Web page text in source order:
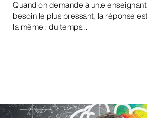
Quand on demande à un.e
besoin le plus pressant, la réponse
la même : du temps...